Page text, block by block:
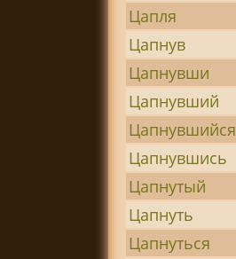
Цапля
Цапнув
Цапнувши
Цапнувший
Цапнувшийся
Цапнувшись
Цапнутый
Цапнуть
Цапнуться